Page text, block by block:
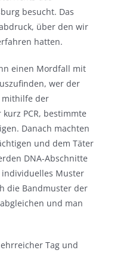
besucht. Das
über den wir
hatten.
einen Mordfall mit
wer der
mithilfe der
PCR, bestimmte
Danach machten
und dem Täter
DNA-Abschnitte
Muster
die Bandmuster der
und man
Tag und